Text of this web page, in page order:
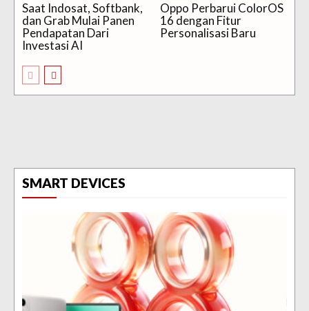
Saat Indosat, Softbank,
dan Grab Mulai Panen
Pendapatan Dari
Investasi AI
Oppo Perbarui ColorOS
16 dengan Fitur
Personalisasi Baru
SMART DEVICES